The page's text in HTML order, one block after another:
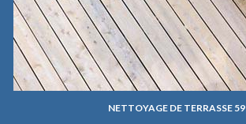
NETTOYAGE DE TERRASSE 59